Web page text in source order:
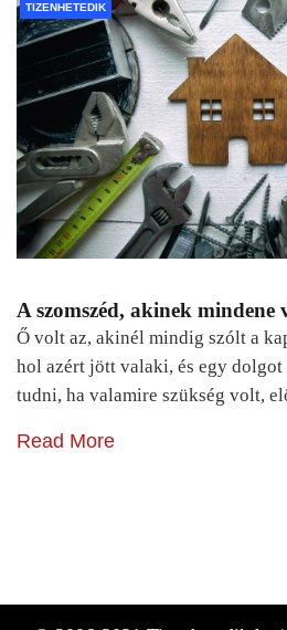
TIZENHETEDIK
A szomszéd, akinek mindene
Ő volt az, akinél mindig szólt a
hol azért jött valaki, és egy
tudni, ha valamire szükség volt,
Read More